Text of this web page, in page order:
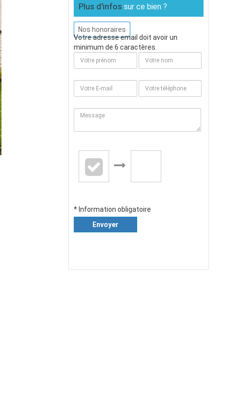
Plus d'infos sur ce bien ?
Nos honoraires
Votre adresse email doit avoir un
minimum de 6 caractères.
* Information obligatoire
Envoyer